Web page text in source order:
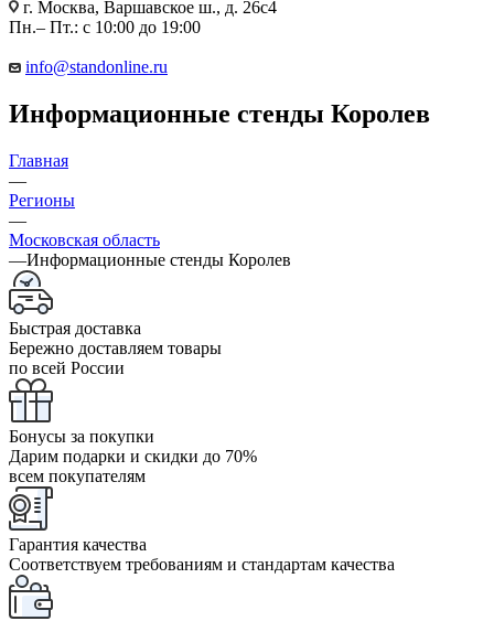
г. Москва, Варшавское ш., д. 26с4
Пн.– Пт.: с 10:00 до 19:00
info@standonline.ru
Информационные стенды Королев
Главная
—
Регионы
—
Московская область
—Информационные стенды Королев
Быстрая доставка
Бережно доставляем товары
по всей России
Бонусы за покупки
Дарим подарки и скидки до 70%
всем покупателям
Гарантия качества
Соответствуем требованиям и стандартам качества